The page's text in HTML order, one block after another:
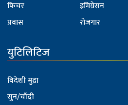
फिचर
प्रवास
इमिग्रेसन
रोजगार
युटिलिटिज
विदेशी मुद्रा
सुन/चाँदी